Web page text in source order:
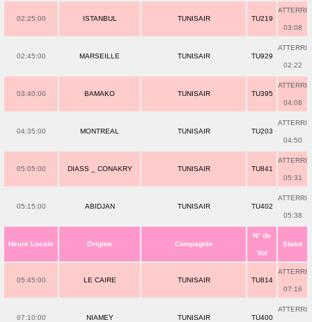
02:25:00 ISTANBUL TUNISAIR TU219
ATTERRI
03:08
02:45:00 MARSEILLE TUNISAIR TU929
ATTERRI
02:22
03:40:00 BAMAKO TUNISAIR TU395
ATTERRI
04:08
04:35:00 MONTREAL TUNISAIR TU203
ATTERRI
04:50
05:05:00 DIASS _ CONAKRY TUNISAIR TU841
ATTERRI
05:31
05:15:00 ABIDJAN TUNISAIR TU402
ATTERRI
05:38
Heure Locale Origine Compagnie
N° de
Vol
Statut
05:45:00 LE CAIRE TUNISAIR TU814
ATTERRI
07:16
07:10:00 NIAMEY TUNISAIR TU400
ATTERRI